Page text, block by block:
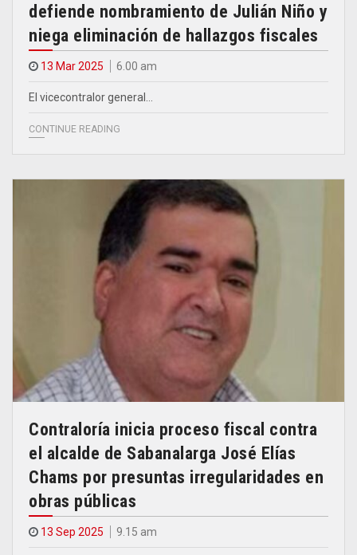
defiende nombramiento de Julián Niño y
niega eliminación de hallazgos fiscales
13 Mar 2025 6.00 am
El vicecontralor general…
CONTINUE READING
Contraloría inicia proceso fiscal contra
el alcalde de Sabanalarga José Elías
Chams por presuntas irregularidades en
obras públicas
13 Sep 2025 9.15 am